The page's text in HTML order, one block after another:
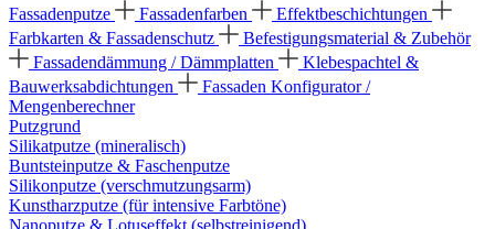
Fassadenputze
Fassadenfarben
Effektbeschichtungen
Farbkarten & Fassadenschutz
Befestigungsmaterial & Zubehör
Fassadendämmung / Dämmplatten
Klebespachtel &
Bauwerksabdichtungen
Fassaden Konfigurator /
Mengenberechner
Putzgrund
Silikatputze (mineralisch)
Buntsteinputze & Faschenputze
Silikonputze (verschmutzungsarm)
Kunstharzputze (für intensive Farbtöne)
Nanoputze & Lotuseffekt (selbstreinigend)